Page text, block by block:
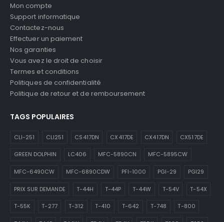
Mon compte
Support informatique
Contactez-nous
Effectuer un paiement
Nos garanties
Vous avez le droit de choisir
Termes et conditions
Politiques de confidentialité
Politique de retour et de remboursement
TAGS POPULAIRES
CLI-251 CLI251 CS417DN CX417DE CX417DN CX517DE
GREEN DOLPHIN LC406 MFC-5890CN MFC-5895CW
MFC-6490CW MFC-6890CDW PFI-1000 PGI-29 PGI29
PRIX SUR DEMANDE T-44H T-44P T-44W T-54V T-54X
T-55K T-277 T-312 T-410 T-642 T-748 T-800